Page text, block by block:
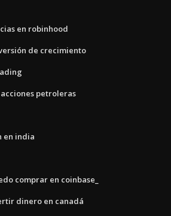
en robinhood
de crecimiento
petroleras
en india
comprar en coinbase_
dinero en canadá